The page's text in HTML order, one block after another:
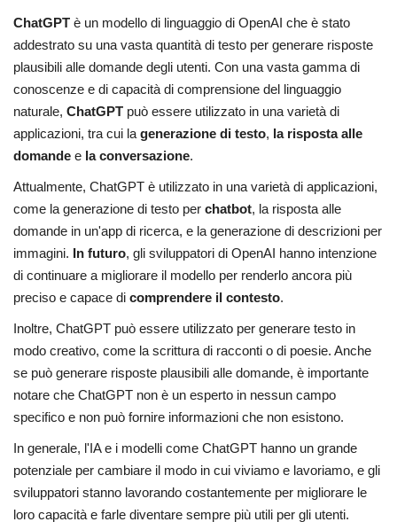
ChatGPT è un modello di linguaggio di OpenAI che è stato
addestrato su una vasta quantità di testo per generare risposte
plausibili alle domande degli utenti. Con una vasta gamma di
conoscenze e di capacità di comprensione del linguaggio
naturale, ChatGPT può essere utilizzato in una varietà di
applicazioni, tra cui la generazione di testo, la risposta alle
domande e la conversazione.
Attualmente, ChatGPT è utilizzato in una varietà di applicazioni,
come la generazione di testo per chatbot, la risposta alle
domande in un'app di ricerca, e la generazione di descrizioni per
immagini. In futuro, gli sviluppatori di OpenAI hanno intenzione
di continuare a migliorare il modello per renderlo ancora più
preciso e capace di comprendere il contesto.
Inoltre, ChatGPT può essere utilizzato per generare testo in
modo creativo, come la scrittura di racconti o di poesie. Anche
se può generare risposte plausibili alle domande, è importante
notare che ChatGPT non è un esperto in nessun campo
specifico e non può fornire informazioni che non esistono.
In generale, l'IA e i modelli come ChatGPT hanno un grande
potenziale per cambiare il modo in cui viviamo e lavoriamo, e gli
sviluppatori stanno lavorando costantemente per migliorare le
loro capacità e farle diventare sempre più utili per gli utenti.